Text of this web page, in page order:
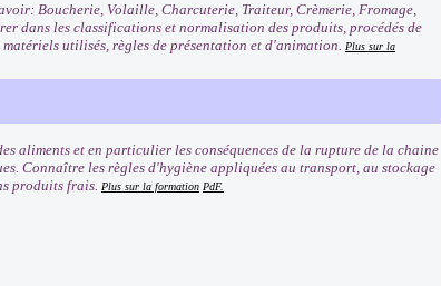
Boucherie, Volaille, Charcuterie, Traiteur, Crèmerie, Fromage,
dans les classifications et normalisation des produits, procédés de
utilisés, règles de présentation et d'animation. Plus sur la
aliments et en particulier les conséquences de la rupture de la chaine
Connaître les règles d'hygiène appliquées au transport, au stockage
produits frais. Plus sur la formation PdF.